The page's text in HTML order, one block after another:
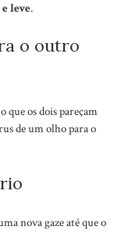
leve.
o outro
que os dois pareçam
de um olho para o
nova gaze até que o